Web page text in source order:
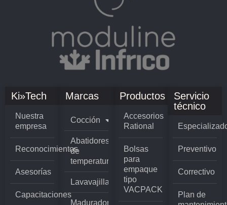
Ki»Tech
Nuestra
empresa
Reconocimientos
Asesorías
Capacitaciones
Marcas
Cocción
Abatidores
de
temperatura
Lavavajillas
Madurador
Productos
Accesorios
Rational
Bolsas
para
empaque
tipo
VACPACK
Servicio
técnico
Preventivo
Correctivo
Plan de